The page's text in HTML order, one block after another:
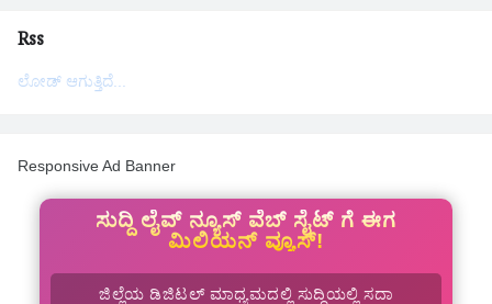
Rss
ಲೋಡ್ ಆಗುತ್ತಿದೆ...
Responsive Ad Banner
ಸುದ್ದಿ ಲೈವ್ ನ್ಯೂಸ್ ವೆಬ್ ಸೈಟ್ ಗೆ ಈಗ
ಮಿಲಿಯನ್ ವ್ಯೂಸ್!
ಜಿಲ್ಲೆಯ ಡಿಜಿಟಲ್ ಮಾಧ್ಯಮದಲ್ಲಿ ಸುದ್ದಿಯಲ್ಲಿ ಸದಾ